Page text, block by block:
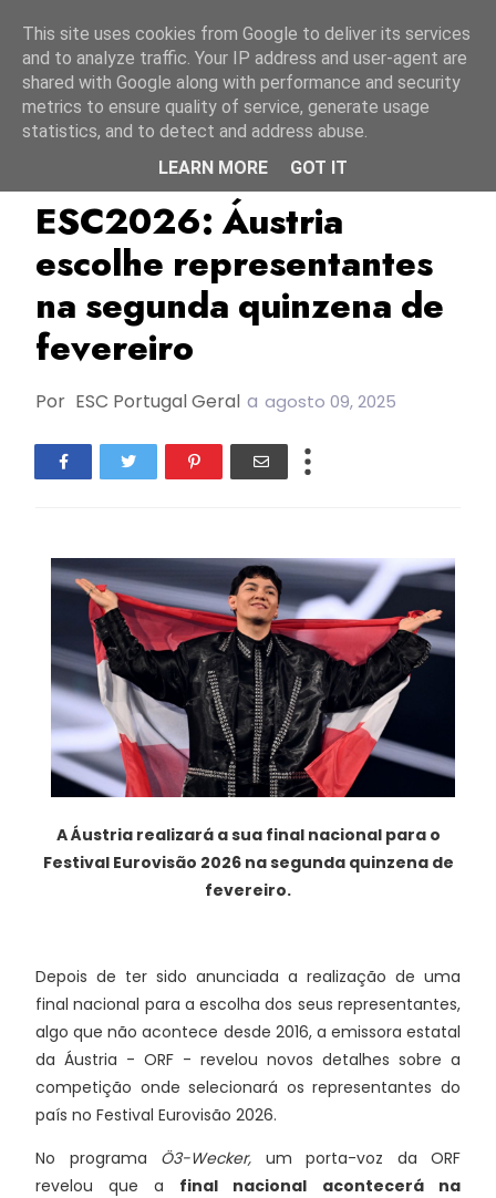
ESC2026 ORF
ESC2026: Áustria
escolhe representantes
na segunda quinzena de
fevereiro
Por ESC Portugal Geral a agosto 09, 2025
A Áustria realizará a sua final nacional para o
Festival Eurovisão 2026 na segunda quinzena de
fevereiro.
Depois de ter sido anunciada a realização de uma
final nacional para a escolha dos seus representantes,
algo que não acontece desde 2016, a emissora estatal
da Áustria - ORF - revelou novos detalhes sobre a
competição onde selecionará os representantes do
país no Festival Eurovisão 2026.
No programa Ö3-Wecker, um porta-voz da ORF
revelou que a final nacional
acontecerá na
This site uses cookies from Google to deliver its services
and to analyze traffic. Your IP address and user-agent are
shared with Google along with performance and security
metrics to ensure quality of service, generate usage
statistics, and to detect and address abuse.
LEARN MORE
GOT IT